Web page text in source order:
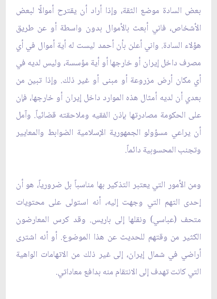
بعض السادة موضع الثقة، وإذا أراد أن يقترح أموالًا لبعض
الأشخاص، فاني أبعث بالأموال بدون واسطة أو عن طريق
هؤلاء السادة. واني أعلن بأن أحمد ليست له أية أموال في أي
مصرف داخل إيران أو خارجها أو أية مؤسسة، وليس لديه في
أي مكان أرض مزروعة أو مبنى أو غير ذلك. وإذا تبين من
بعدي أن لديه أمثال هذه الموارد داخل إيران أو خارجها، فإن
على الحكومة مصادرتها بإذن الفقيه وملاحقته قضائياً. وآمل
أن يراعي مسؤولو الجمهورية الإسلامية الضوابط والمعايير
وتجنب المحسوبية دائماً.
ومن الأمور التي يعتبر التذكير بها مناسباً بل ضرورياً، هو أن
إحدى التهم التي وجهت إليه، أنه استولى على محتويات
متحف (عباسي) ونقلها إلى باريس. وقد كرس المعارضون
الكثير من وقتهم للحديث عن هذا الموضوع. أو أنه اشترى
أراضي في شمال إيران، إلى غير ذلك من الاتهامات الواهية
التي كانت تهدف إلى الانتقام منه بدافع معاداتي.